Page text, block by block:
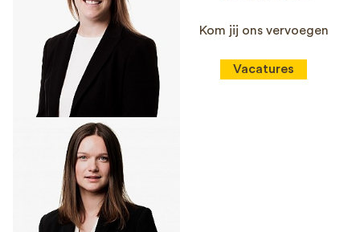
Kom jij ons vervoegen
Vacatures